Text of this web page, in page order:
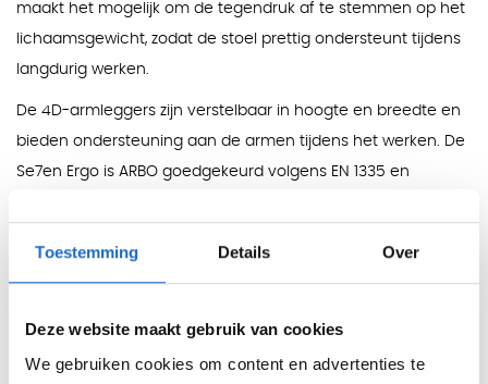
Toestemming Details Over
Deze website maakt gebruik van cookies
We gebruiken cookies om content en advertenties te
maakt het mogelijk om de tegendruk af te stemmen op het
lichaamsgewicht, zodat de stoel prettig ondersteunt tijdens
langdurig werken.
De 4D-armleggers zijn verstelbaar in hoogte en breedte en
bieden ondersteuning aan de armen tijdens het werken. De
Se7en Ergo is ARBO goedgekeurd volgens EN 1335 en
Mechanisme:
Zitdiepte: verstelbaar
Rugleuning:in hoogte verstelbaar